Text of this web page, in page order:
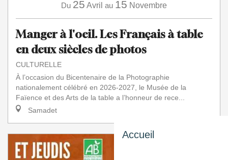
Accueil
Du 25 Avril au 15 Novembre
Manger à l'oeil. Les Français à table
en deux siècles de photos
CULTURELLE
À l’occasion du Bicentenaire de la Photographie
nationalement célébré en 2026-2027, le Musée de la
Faïence et des Arts de la table a l’honneur de rece...
Samadet